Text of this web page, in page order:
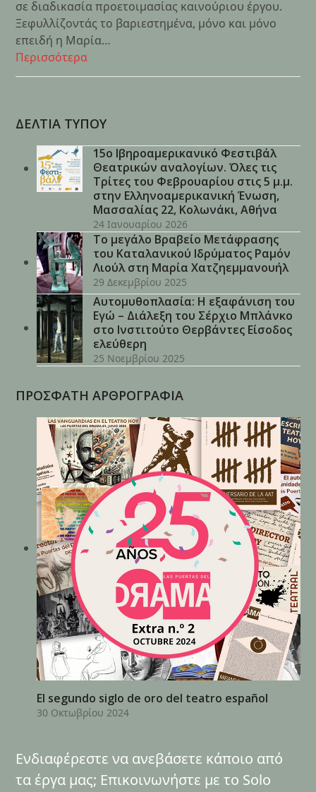
σε διαδικασία προετοιμασίας καινούριου έργου.
Ξεφυλλίζοντάς το βαριεστημένα, μόνο και μόνο
επειδή η Μαρία…
Περισσότερα
ΔΕΛΤΙΑ ΤΥΠΟΥ
15ο Ιβηροαμερικανικό Φεστιβάλ
Θεατρικών αναλογίων. Όλες τις
Τρίτες του Φεβρουαρίου στις 5 μ.μ.
στην Ελληνοαμερικανική Ένωση,
Μασσαλίας 22, Κολωνάκι, Αθήνα
24 Ιανουαρίου 2026
Το μεγάλο Βραβείο Μετάφρασης
του Καταλανικού Ιδρύματος Ραμόν
Λιούλ στη Μαρία Χατζηεμμανουήλ
29 Δεκεμβρίου 2025
Αυτομυθοπλασία: Η εξαφάνιση του
Εγώ – Διάλεξη του Σέρχιο Μπλάνκο
στο Ινστιτούτο Θερβάντες Είσοδος
ελεύθερη
25 Νοεμβρίου 2025
ΠΡΟΣΦΑΤΗ ΑΡΘΡΟΓΡΑΦΙΑ
El segundo siglo de oro del teatro español
30 Οκτωβρίου 2024
Ενδιαφέρεστε να ανεβάσετε κάποιο από
τα έργα μας; Επικοινωνήστε με το Solo